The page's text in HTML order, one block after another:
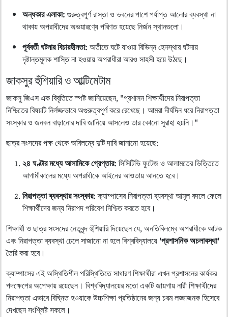
অন্ধকার এলাকা: গুরুত্বপূর্ণ রাস্তা ও ভবনের পাশে পর্যাপ্ত আলোর ব্যবস্থা না
থাকায় অপরাধীদের অভয়ারণ্যে পরিণত হয়েছে নির্জন স্থানগুলো।
পূর্ববর্তী ঘটনার বিচারহীনতা: অতীতে ঘটে যাওয়া বিভিন্ন হেনস্থার ঘটনায়
দৃষ্টান্তমূলক শাস্তি না হওয়ায় অপরাধীরা আরও সাহসী হয়ে উঠছে।
জাকসুর হুঁশিয়ারি ও আল্টিমেটাম
জাকসু জিএস এক বিবৃতিতে স্পষ্ট জানিয়েছেন, "প্রশাসন শিক্ষার্থীদের নিরাপত্তা
নিশ্চিতের বিষয়টি নির্লজ্জভাবে অগুরুত্বপূর্ণ করে রেখেছে। আমরা দীর্ঘদিন ধরে নিরাপত্তা
সংস্কার ও জনবল বাড়ানোর দাবি জানিয়ে আসলেও তার কোনো সুরাহা হয়নি।"
ছাত্র সংসদের পক্ষ থেকে অবিলম্বে দুটি দাবি জানানো হয়েছে:
২৪ ঘণ্টার মধ্যে আসামিকে গ্রেপ্তার: সিসিটিভি ফুটেজ ও আলামতের ভিত্তিতে
আগামীকালের মধ্যে অপরাধীকে আইনের আওতায় আনতে হবে।
নিরাপত্তা ব্যবস্থার সংস্কার:ক্যাম্পাসের নিরাপত্তা ব্যবস্থা আমূল বদলে ফেলে
শিক্ষার্থীদের জন্য নিরাপদ পরিবেশ নিশ্চিত করতে হবে।
শিক্ষার্থী ও ছাত্র সংসদের নেতৃবৃন্দ হুঁশিয়ারি দিয়েছেন যে, অনতিবিলম্বে অপরাধীকে আটক
এবং নিরাপত্তা ব্যবস্থা ঢেলে সাজানো না হলে বিশ্ববিদ্যালয়ে 'প্রশাসনিক অচলাবস্থা'
তৈরি করা হবে।
ক্যাম্পাসের এই অস্থিতিশীল পরিস্থিতিতে সাধারণ শিক্ষার্থীরা এখন প্রশাসনের কার্যকর
পদক্ষেপের অপেক্ষায় রয়েছেন। বিশ্ববিদ্যালয়ের মতো একটি জায়গায় নারী শিক্ষার্থীদের
নিরাপত্তা এভাবে বিঘ্নিত হওয়াকে উচ্চশিক্ষা প্রতিষ্ঠানের জন্য চরম লজ্জাজনক হিসেবে
দেখছেন সংশ্লিষ্ট সকলে।